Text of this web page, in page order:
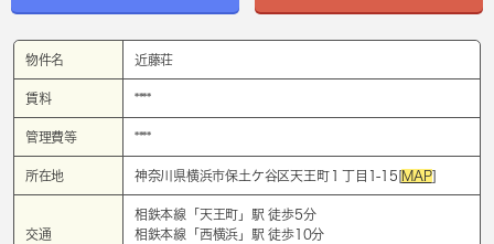
物件名 近藤荘
賃料 ****
管理費等 ****
所在地 神奈川県横浜市保土ケ谷区天王町１丁目1-15[MAP]
交通
相鉄本線「 天王町 」駅 徒歩5分
相鉄本線「 西横浜 」駅 徒歩10分